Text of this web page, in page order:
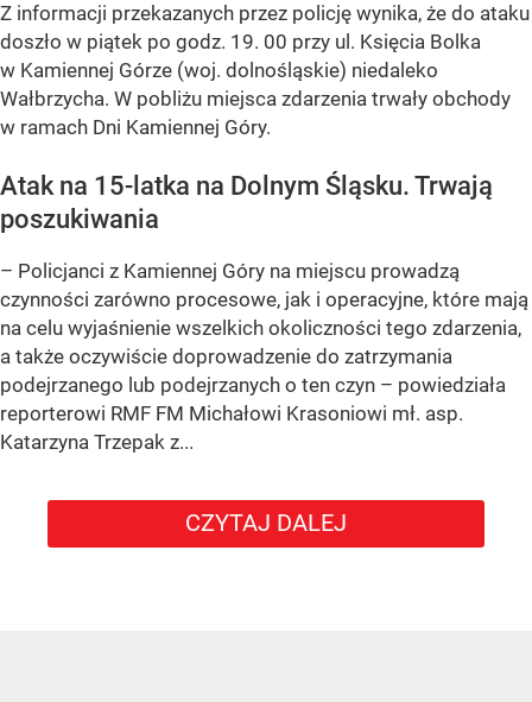
Z informacji przekazanych przez policję wynika, że do ataku
doszło w piątek po godz. 19. 00 przy ul. Księcia Bolka
w Kamiennej Górze (woj. dolnośląskie) niedaleko
Wałbrzycha. W pobliżu miejsca zdarzenia trwały obchody
w ramach Dni Kamiennej Góry.
Atak na 15-latka na Dolnym Śląsku. Trwają
poszukiwania
– Policjanci z Kamiennej Góry na miejscu prowadzą
czynności zarówno procesowe, jak i operacyjne, które mają
na celu wyjaśnienie wszelkich okoliczności tego zdarzenia,
a także oczywiście doprowadzenie do zatrzymania
podejrzanego lub podejrzanych o ten czyn – powiedziała
reporterowi RMF FM Michałowi Krasoniowi mł. asp.
Katarzyna Trzepak z...
CZYTAJ DALEJ